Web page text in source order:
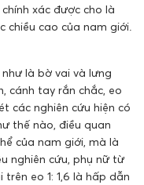
xác được cho là
chiều cao của nam giới.
là bờ vai và lưng
cánh tay rắn chắc, eo
các nghiên cứu hiện có
thế nào, điều quan
của nam giới, mà là
nghiên cứu, phụ nữ từ
eo 1: 1,6 là hấp dẫn